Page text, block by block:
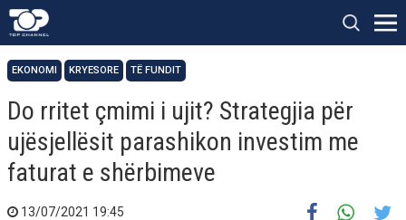
EKONOMI KRYESORE TË FUNDIT
Do rritet çmimi i ujit? Strategjia për
ujësjellësit parashikon investim me
faturat e shërbimeve
13/07/2021 19:45